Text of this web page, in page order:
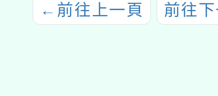
← 前往上一頁 前往